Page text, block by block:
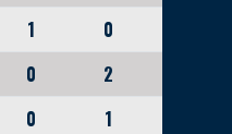
1
0
0
2
0
1